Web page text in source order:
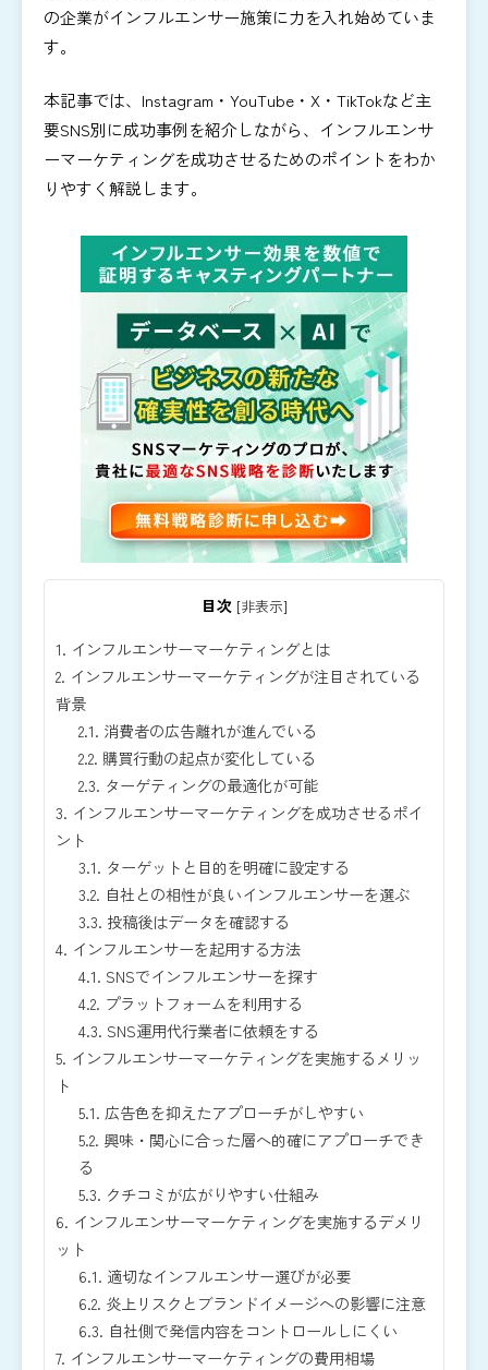
の企業がインフルエンサー施策に力を入れ始めていま
す。
本記事では、Instagram・YouTube・X・TikTokなど主
要SNS別に成功事例を紹介しながら、インフルエンサ
ーマーケティングを成功させるためのポイントをわか
りやすく解説します。
目次 [非表示]
1. インフルエンサーマーケティングとは
2. インフルエンサーマーケティングが注目されている
背景
2.1. 消費者の広告離れが進んでいる
2.2. 購買行動の起点が変化している
2.3. ターゲティングの最適化が可能
3. インフルエンサーマーケティングを成功させるポイ
ント
3.1. ターゲットと目的を明確に設定する
3.2. 自社との相性が良いインフルエンサーを選ぶ
3.3. 投稿後はデータを確認する
4. インフルエンサーを起用する方法
4.1. SNSでインフルエンサーを探す
4.2. プラットフォームを利用する
4.3. SNS運用代行業者に依頼をする
5. インフルエンサーマーケティングを実施するメリッ
ト
5.1. 広告色を抑えたアプローチがしやすい
5.2. 興味・関心に合った層へ的確にアプローチでき
る
5.3. クチコミが広がりやすい仕組み
6. インフルエンサーマーケティングを実施するデメリ
ット
6.1. 適切なインフルエンサー選びが必要
6.2. 炎上リスクとブランドイメージへの影響に注意
6.3. 自社側で発信内容をコントロールしにくい
7. インフルエンサーマーケティングの費用相場